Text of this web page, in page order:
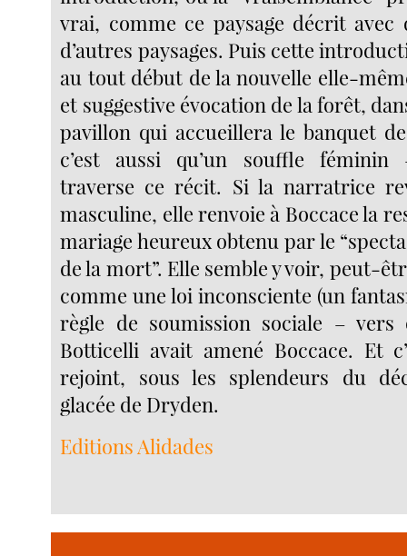
vrai, comme ce paysage décrit avec
d’autres paysages. Puis cette
au tout début de la nouvelle elle-
et suggestive évocation de la forêt,
pavillon qui accueillera le banquet
c’est aussi qu’un souffle
traverse ce récit. Si la narratrice
masculine, elle renvoie à Boccace la
mariage heureux obtenu par le
de la mort”. Elle semble y voir, peut-
comme une loi inconsciente (un
règle de soumission sociale – vers
Botticelli avait amené Boccace. Et
rejoint, sous les splendeurs du
glacée de Dryden.
Editions Alidades